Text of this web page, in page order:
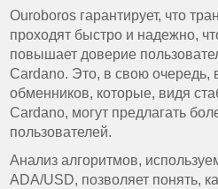
Ouroboros гарантирует, что
проходят быстро и надежно,
повышает доверие
Cardano. Это, в свою очередь,
обменников, которые, видя
Cardano, могут предлагать
пользователей.
Анализ алгоритмов,
ADA/USD, позволяет понять,